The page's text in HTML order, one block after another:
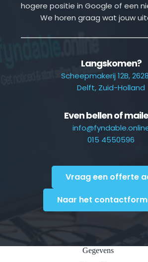
hogere positie in Google of een
We horen graag wat jouw
Langskomen?
Scheepmakerij 12B,
Delft, Zuid-Holland
Even bellen of
015 4550596
Vraag een offerte
Naar het
Gegevens